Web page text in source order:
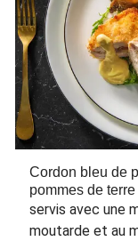
Cordon bleu de
pommes de terre
servis avec une
moutarde et au